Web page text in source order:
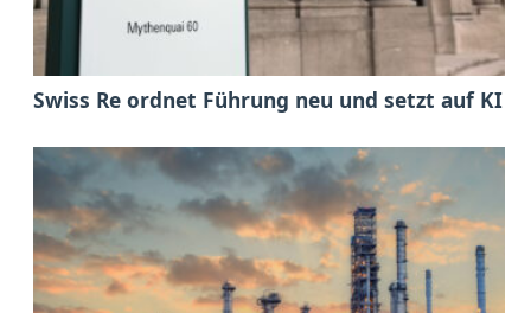
Swiss Re ordnet Führung neu und setzt auf KI